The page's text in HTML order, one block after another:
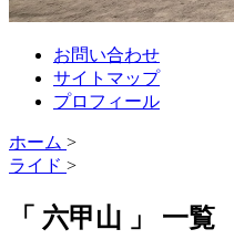
お問い合わせ
サイトマップ
プロフィール
ホーム >
ライド >
「 六甲山 」 一覧